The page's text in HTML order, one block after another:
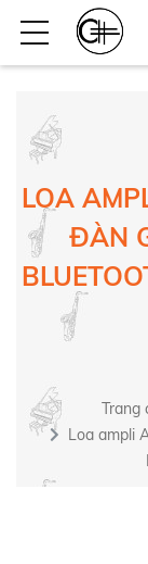
LOA
ĐÀN
Trang
Loa ampli